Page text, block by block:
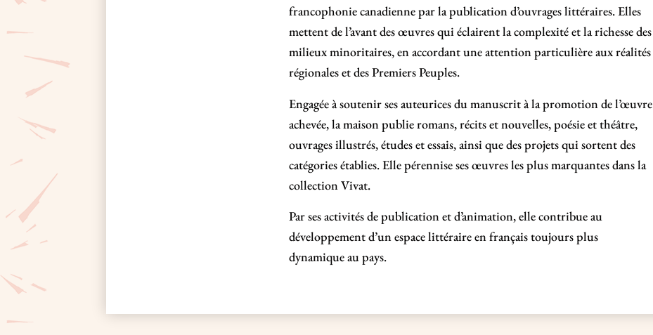
francophonie canadienne par la publication d’ouvrages littéraires. Elles
mettent de l’avant des œuvres qui éclairent la complexité et la richesse des
milieux minoritaires, en accordant une attention particulière aux réalités
régionales et des Premiers Peuples.
Engagée à soutenir ses auteurices du manuscrit à la promotion de l’œuvre
achevée, la maison publie romans, récits et nouvelles, poésie et théâtre,
ouvrages illustrés, études et essais, ainsi que desprojets qui sortent des
catégories établies. Ellepérennise ses œuvres les plus marquantes dans la
collection Vivat.
Par ses activités de publication et d’animation, elle contribue au
développement d’un espace littéraire en français toujours plus
dynamique au pays.